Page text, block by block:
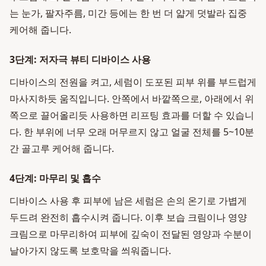
는 눈가, 팔자주름, 미간 등에는 한 번 더 얇게 덧발라 집중
케어해 줍니다.
3단계: 저자극 뷰티 디바이스 사용
디바이스의 전원을 켜고, 세럼이 도포된 피부 위를 부드럽게
마사지하듯 움직입니다. 안쪽에서 바깥쪽으로, 아래에서 위
쪽으로 끌어올리듯 사용하면 리프팅 효과를 더할 수 있습니
다. 한 부위에 너무 오래 머무르지 않고 얼굴 전체를 5~10분
간 골고루 케어해 줍니다.
4단계: 마무리 및 흡수
디바이스 사용 후 피부에 남은 세럼은 손의 온기로 가볍게
두드려 완전히 흡수시켜 줍니다. 이후 보습 크림이나 영양
크림으로 마무리하여 피부에 깊숙이 전달된 영양과 수분이
날아가지 않도록 보호막을 씌워줍니다.